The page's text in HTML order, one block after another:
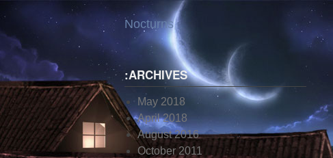
content
Nocturns
:ARCHIVES
May 2018
April 2018
August 2016
October 2011